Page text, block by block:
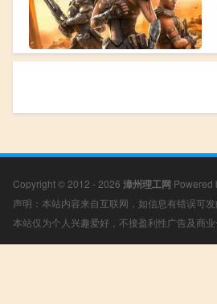
Copyright © 2012 - 2026 漳州理工网 Powered
声明：本站内容来自互联网，如信息有错误可
本站仅为个人兴趣爱好，不接盈利性广告及商